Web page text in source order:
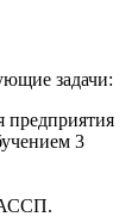
задачи:
предприятия
3